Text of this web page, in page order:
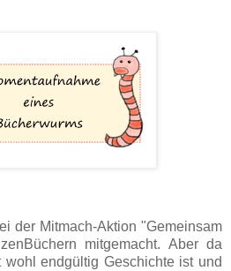
der Mitmach-Aktion "Gemeinsam
mitgemacht. Aber da
endgültig Geschichte ist und